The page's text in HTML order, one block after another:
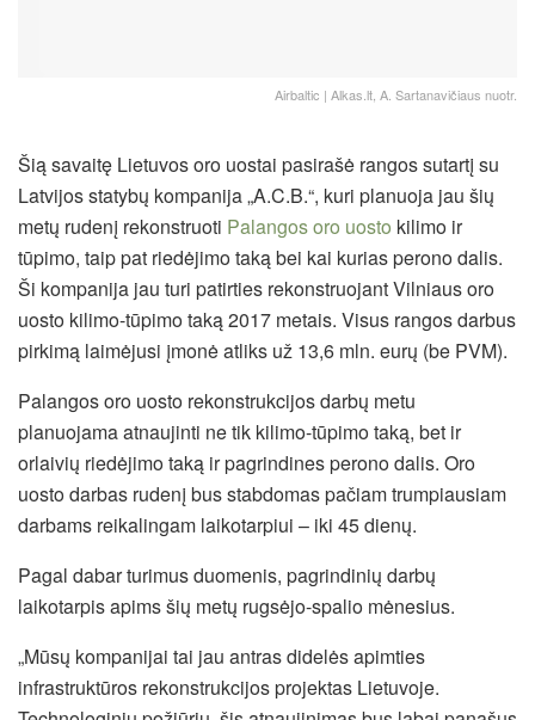
Airbaltic | Alkas.lt, A. Sartanavičiaus nuotr.
Šią savaitę Lietuvos oro uostai pasirašė rangos sutartį su
Latvijos statybų kompanija „A.C.B.“, kuri planuoja jau šių
metų rudenį rekonstruoti Palangos oro uosto kilimo ir
tūpimo, taip pat riedėjimo taką bei kai kurias perono dalis.
Ši kompanija jau turi patirties rekonstruojant Vilniaus oro
uosto kilimo-tūpimo taką 2017 metais. Visus rangos darbus
pirkimą laimėjusi įmonė atliks už 13,6 mln. eurų (be PVM).
Palangos oro uosto rekonstrukcijos darbų metu
planuojama atnaujinti ne tik kilimo-tūpimo taką, bet ir
orlaivių riedėjimo taką ir pagrindines perono dalis. Oro
uosto darbas rudenį bus stabdomas pačiam trumpiausiam
darbams reikalingam laikotarpiui – iki 45 dienų.
Pagal dabar turimus duomenis, pagrindinių darbų
laikotarpis apims šių metų rugsėjo-spalio mėnesius.
„Mūsų kompanijai tai jau antras didelės apimties
infrastruktūros rekonstrukcijos projektas Lietuvoje.